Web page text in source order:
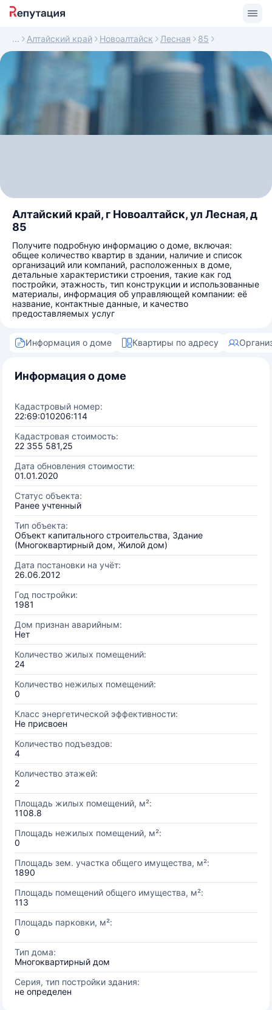
Алтайский край Новоалтайск Лесная 85
Алтайский край, г Новоалтайск, ул Лесная, д
85
Получите подробную информацию о доме, включая:
общее количество квартир в здании, наличие и список
организаций или компаний, расположенных в доме,
детальные характеристики строения, такие как год
постройки, этажность, тип конструкции и использованные
материалы, информация об управляющей компании: её
название, контактные данные, и качество
предоставляемых услуг
Информация о доме Квартиры по адресу
Информация о доме
Кадастровый номер:
22:69:010206:114
Кадастровая стоимость:
22 355 581,25
Дата обновления стоимости:
01.01.2020
Статус объекта:
Ранее учтенный
Тип объекта:
Объект капитального строительства, Здание
(Многоквартирный дом, Жилой дом)
Дата постановки на учёт:
26.06.2012
Год постройки:
1981
Дом признан аварийным:
Нет
Количество жилых помещений:
24
Количество нежилых помещений:
0
Класс энергетической эффективности:
Не присвоен
Количество подъездов:
4
Количество этажей:
2
Площадь жилых помещений, м²:
1108.8
Площадь нежилых помещений, м²:
0
Площадь зем. участка общего имущества, м²:
1890
Площадь помещений общего имущества, м²:
113
Площадь парковки, м²:
0
Тип дома:
Многоквартирный дом
Серия, тип постройки здания:
не определен